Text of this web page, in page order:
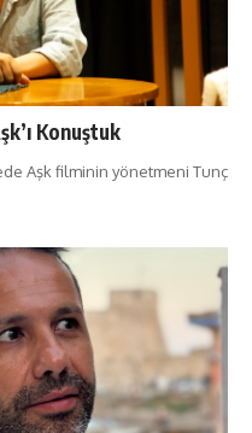
Konuştuk
Aşk filminin yönetmeni Tunç